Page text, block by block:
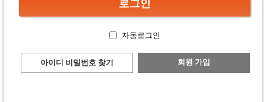
자동로그인
아이디 비밀번호 찾기 회원 가입